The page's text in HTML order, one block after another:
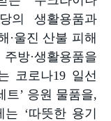
의 생활용품과
·울진 산불 피해
방·생활용품을
코로나19 일선
트 ’ 응원 물품을,
는 ‘따뜻한 용기